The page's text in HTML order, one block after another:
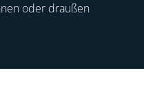
oder draußen